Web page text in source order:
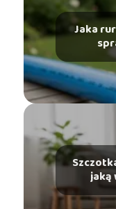
Jaka
jaką